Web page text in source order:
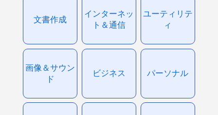
文書作成
インターネッ
ト＆通信
ユーティリテ
ィ
画像＆サウン
ド
ビジネス パーソナル